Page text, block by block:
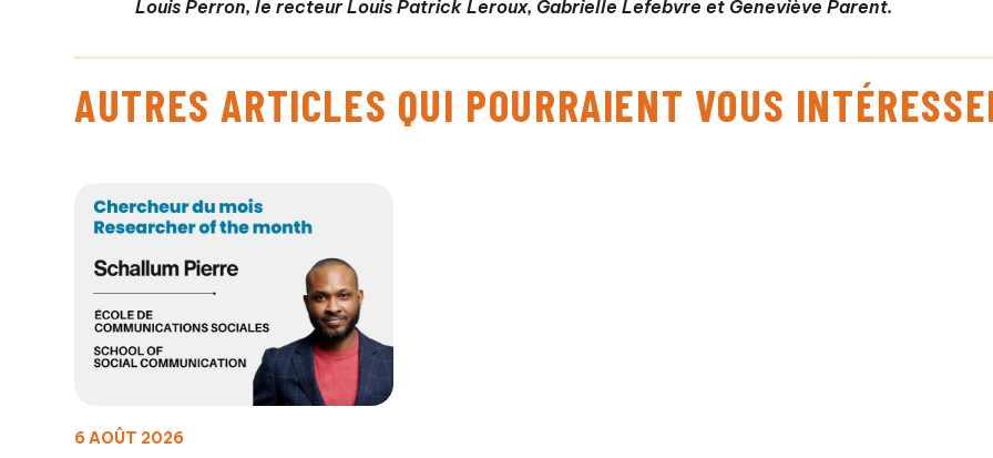
Louis Perron, le recteur Louis Patrick Leroux, Gabrielle Lefebvre et Geneviève Parent.
AUTRES ARTICLES QUI POURRAIENT VOUS
6 AOÛT 2026